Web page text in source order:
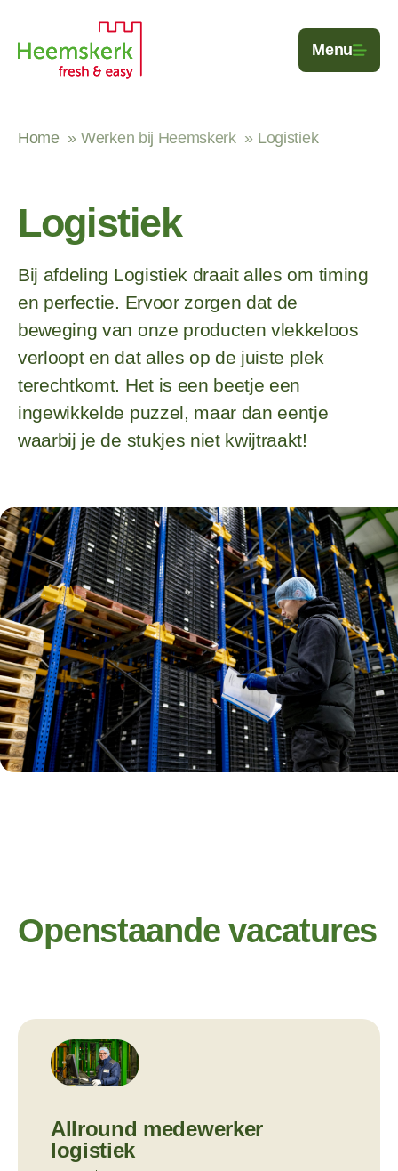
Menu
Home Werken bij Heemskerk Logistiek
Logistiek
Bij afdeling Logistiek draait alles om timing
en perfectie. Ervoor zorgen dat de
beweging van onze producten vlekkeloos
verloopt en dat alles op de juiste plek
terechtkomt. Het is een beetje een
ingewikkelde puzzel, maar dan eentje
waarbij je de stukjes niet kwijtraakt!
Openstaande vacatures
Allround medewerker
logistiek